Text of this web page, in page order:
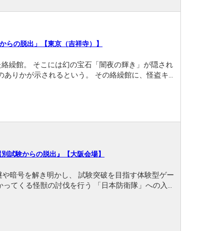
らの脱出」【東京（吉祥寺）】
繰館。 そこには幻の宝石「闇夜の輝き」が隠され
るという。 その絡繰館に、怪盗キ
試験からの脱出』【大阪会場】
暗号を解き明かし、 試験突破を目指す体験型ゲー